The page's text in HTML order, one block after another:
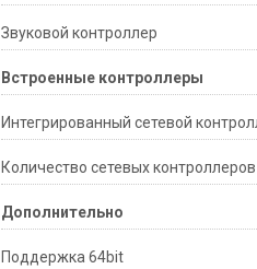
Звуковой контроллер
Встроенные контроллеры
Интегрированный сетевой
Количество сетевых контроллеров
Дополнительно
Поддержка 64bit